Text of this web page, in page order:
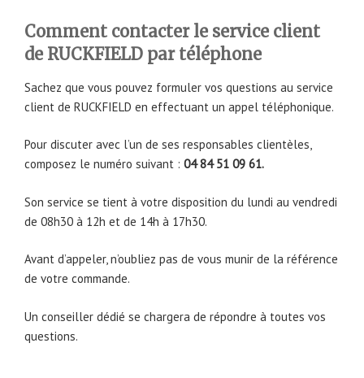
Comment contacter le service client
de RUCKFIELD par téléphone
Sachez que vous pouvez formuler vos questions au service
client de RUCKFIELD en effectuant un appel téléphonique.
Pour discuter avec l’un de ses responsables clientèles,
composez le numéro suivant : 04 84 51 09 61.
Son service se tient à votre disposition du lundi au vendredi
de 08h30 à 12h et de 14h à 17h30.
Avant d’appeler, n’oubliez pas de vous munir de la référence
de votre commande.
Un conseiller dédié se chargera de répondre à toutes vos
questions.